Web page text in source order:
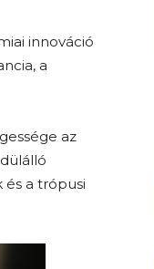
innováció
a
az
és a trópusi